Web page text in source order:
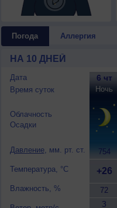
Погода Аллергия
НА 10 ДНЕЙ
Дата
Время суток
Облачность
Осадки
Давление, мм. рт. ст.
Температура, °C
Влажность, %
6 чт
Ночь
754
+26
72
З